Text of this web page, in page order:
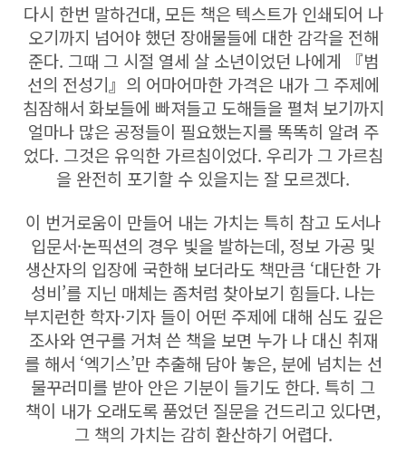
다시 한번 말하건대, 모든 책은 텍스트가 인쇄되어 나
오기까지 넘어야 했던 장애물들에 대한 감각을 전해
준다. 그때 그 시절 열세 살 소년이었던 나에게 『범
선의 전성기』의 어마어마한 가격은 내가 그 주제에
침잠해서 화보들에 빠져들고 도해들을 펼쳐 보기까지
얼마나 많은 공정들이 필요했는지를 똑똑히 알려 주
었다. 그것은 유익한 가르침이었다. 우리가 그 가르침
을 완전히 포기할 수 있을지는 잘 모르겠다.
이 번거로움이 만들어 내는 가치는 특히 참고 도서나
입문서·논픽션의 경우 빛을 발하는데, 정보 가공 및
생산자의 입장에 국한해 보더라도 책만큼 ‘대단한 가
성비’를 지닌 매체는 좀처럼 찾아보기 힘들다. 나는
부지런한 학자·기자 들이 어떤 주제에 대해 심도 깊은
조사와 연구를 거쳐 쓴 책을 보면 누가 나 대신 취재
를 해서 ‘엑기스’만 추출해 담아 놓은, 분에 넘치는 선
물꾸러미를 받아 안은 기분이 들기도 한다. 특히 그
책이 내가 오래도록 품었던 질문을 건드리고 있다면,
그 책의 가치는 감히 환산하기 어렵다.